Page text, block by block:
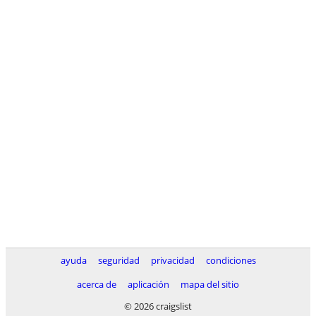
ayuda seguridad privacidad
condiciones
acerca de
aplicación
mapa del sitio
© 2026 craigslist